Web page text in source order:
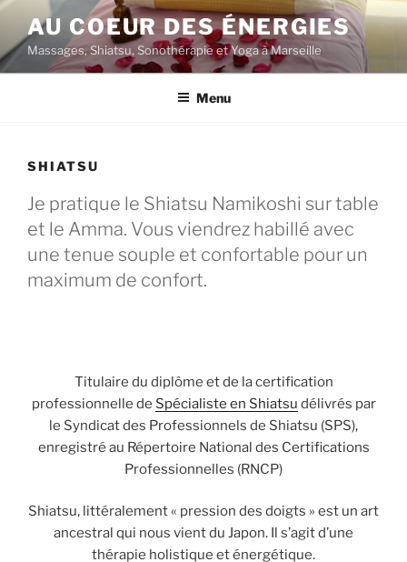
Aller
contenu
principal
AU COEUR DES ÉNERGIES
Massages, Shiatsu, Sonothérapie et Yoga à Marseille
Menu
SHIATSU
Je pratique le Shiatsu Namikoshi sur table
et le Amma. Vous viendrez habillé avec
une tenue souple et confortable pour un
maximum de confort.
Titulaire du diplôme et de la certification
professionnelle de Spécialiste en Shiatsu délivrés par
le Syndicat des Professionnels de Shiatsu (SPS),
enregistré au Répertoire National des Certifications
Professionnelles (RNCP)
Shiatsu, littéralement « pression des doigts » est un art
ancestral qui nous vient du Japon. Il s’agit d’une
thérapie holistique et énergétique.​